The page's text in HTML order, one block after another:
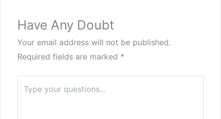
Have Any Doubt
Your email address will not be published.
Required fields are marked *
here..